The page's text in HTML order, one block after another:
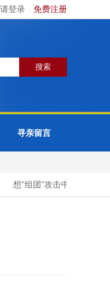
登录 免费注册
寻亲留言
想“组团”攻击中国导弹试射